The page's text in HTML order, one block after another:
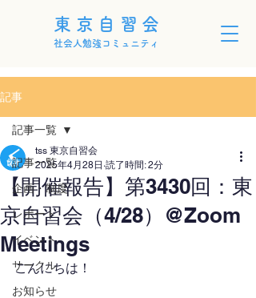
東京自習会
社会人勉強コミュニティ
記事
記事一覧
企画・制度
レポート
イベント
サークル
お知らせ
記事一覧
【開催報告】第3430回：東
京自習会（4/28）@Zoom
Meetings
tss 東京自習会
2025年4月28日 読了時間: 2分
こんにちは！